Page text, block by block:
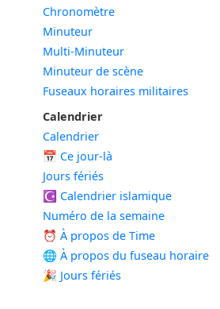
Chronomètre
Minuteur
Multi-Minuteur
Minuteur de scène
Fuseaux horaires militaires
Calendrier
Calendrier
📅 Ce jour-là
Jours fériés
☪️ Calendrier islamique
Numéro de la semaine
⏰ À propos de Time
🌐 À propos du fuseau horaire
🎉 Jours fériés